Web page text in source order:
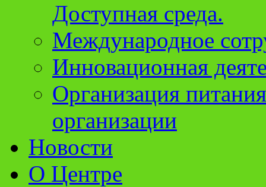
Доступная среда.
Международное
Инновационная
Организация
организации
Новости
О Центре